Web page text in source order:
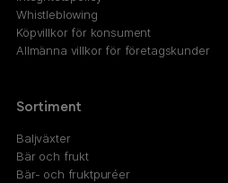
Whistleblowing
Köpvillkor för konsument
Allmänna villkor för företagskunder
Sortiment
Baljväxter
Bär och frukt
Bär- och fruktpuréer